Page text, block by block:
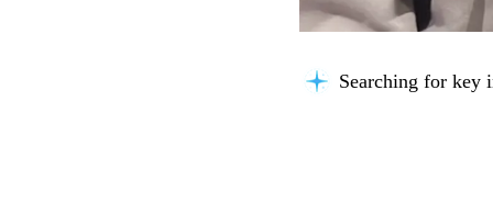
Searching for key